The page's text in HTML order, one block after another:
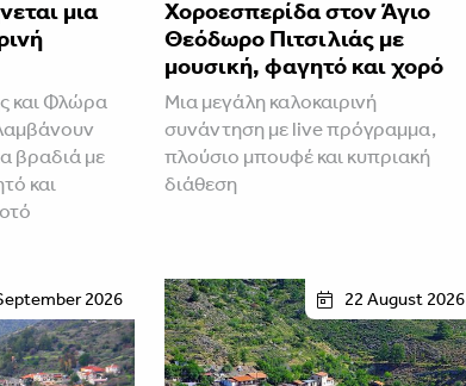
μια
και Φλώρα
βραδιά με
και
Χοροεσπερίδα στον Άγιο
Θεόδωρο Πιτσιλιάς με
μουσική, φαγητό και χορό
Μια μεγάλη καλοκαιρινή
συνάντηση με live πρόγραμμα,
πλούσιο μπουφέ και κυπριακή
διάθεση
2026 22 August 2026